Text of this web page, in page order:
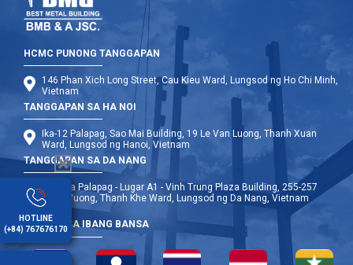
HCMC PUNONG TANGGAPAN
146 Phan Xich Long Street, Cau Kieu Ward, Lungsod ng Ho Chi Minh,
Vietnam
TANGGAPAN SA HA NOI
Ika-12 Palapag, Sao Mai Building, 19 Le Van Luong, Thanh Xuan
Ward, Lungsod ng Hanoi, Vietnam
TANGGAPAN SA DA NANG
Ika-9 na Palapag - Lugar A1 - Vinh Trung Plaza Building, 255-257
Hung Vuong, Thanh Khe Ward, Lungsod ng Da Nang, Vietnam
OPISINA SA IBANG BANSA
HOTLINE
(+84) 767676170